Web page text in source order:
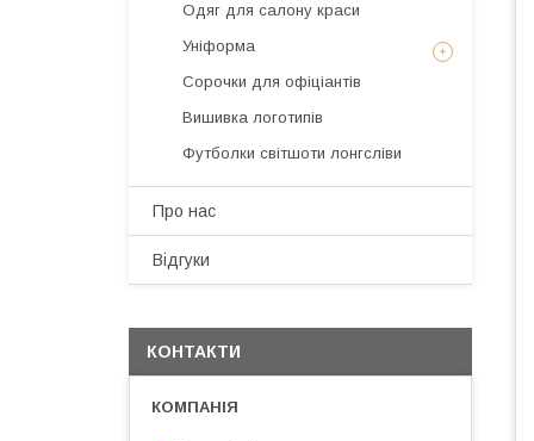
Одяг для салону краси
Уніформа
Сорочки для офіціантів
Вишивка логотипів
Футболки світшоти лонгсліви
Про нас
Відгуки
КОНТАКТИ